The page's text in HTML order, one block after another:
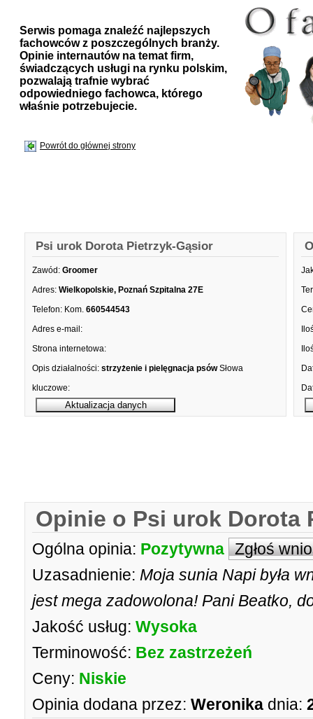
Serwis pomaga znaleźć najlepszych
fachowców z poszczególnych branży.
Opinie internautów na temat firm,
świadczących usługi na rynku polskim,
pozwalają trafnie wybrać
odpowiedniego fachowca, którego
właśnie potrzebujecie.
Powrót do głównej strony
Psi urok Dorota Pietrzyk-Gąsior
Zawód: Groomer
Adres: Wielkopolskie, Poznań Szpitalna 27E
Telefon: Kom. 660544543
Adres e-mail:
Strona internetowa:
Opis działalności: strzyżenie i pielęgnacja psów Słowa
kluczowe:
Opinie o Psi urok Dorota
Ogólna opinia: Pozytywna Zgłoś
Uzasadnienie: Moja sunia Napi była
jest mega zadowolona! Pani Beatko,
Jakość usług: Wysoka
Terminowość: Bez zastrzeżeń
Ceny: Niskie
Opinia dodana przez: Weronika dnia: